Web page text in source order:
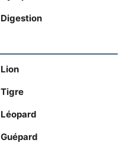
Digestion
Lion
Tigre
Léopard
Guépard